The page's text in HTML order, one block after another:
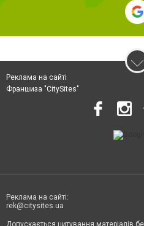
Реклама на сайті
Франшиза "CitySites"
Реклама на сайті:
rek@citysites.ua
Допускається цитування матеріалів